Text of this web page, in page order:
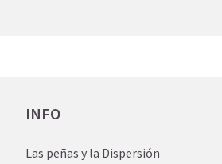
INFO
Las peñas y la Dispersión